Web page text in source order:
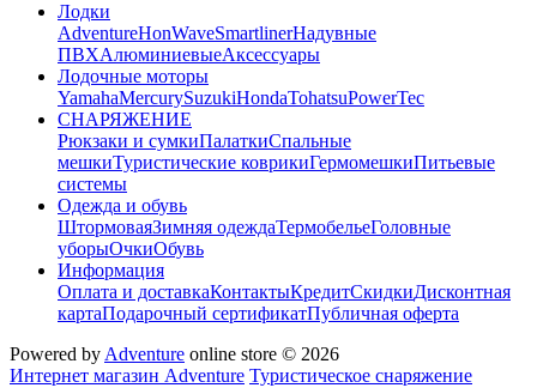
Лодки
AdventureHonWaveSmartlinerНадувные
ПВХАлюминиевыеАксессуары
Лодочные моторы
YamahaMercurySuzukiHondaTohatsuPowerTec
СНАРЯЖЕНИЕ
Рюкзаки и сумкиПалаткиСпальные
мешкиТуристические коврикиГермомешкиПитьевые
системы
Одежда и обувь
ШтормоваяЗимняя одеждаТермобельеГоловные
уборыОчкиОбувь
Информация
Оплата и доставкаКонтактыКредитСкидкиДисконтная
картаПодарочный сертификатПубличная оферта
Powered by Adventure online store © 2026
Интернет магазин Adventure Туристическое снаряжение